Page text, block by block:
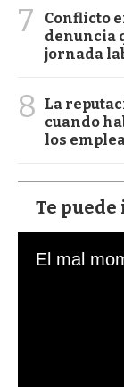
7
Conflicto
denuncia
jornada
8
La
cuando
los
Te